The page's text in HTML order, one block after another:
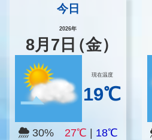
今日
2026年
8月 7 日（金）
現在温度
19℃
30% 27℃ 18℃